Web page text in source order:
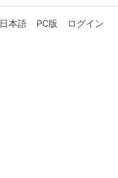
日本語 PC版 ログイン